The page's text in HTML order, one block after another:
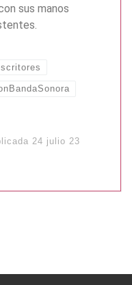
sus manos
24 julio 23